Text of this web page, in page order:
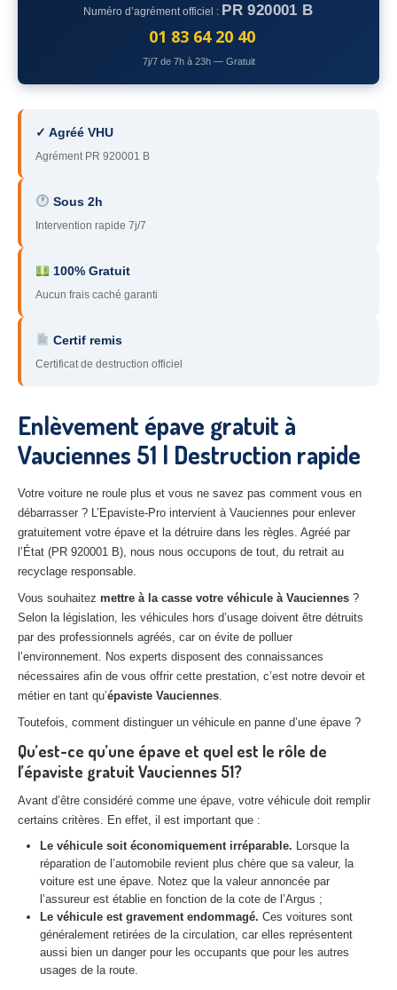
– Yvelines
– Hauts-de-Seine
93– Seine-Saint-Denis
94 – Val-de-Marne
95– Val d’Oise
91 – Essonne
– Yonne
60 – Oise
45 – Loiret
10– Aube
– Aisne
Tousles secteurs
CENTRE VHU AGRÉE
Centreagréé VHU Paris 75 : casse auto avec destruction
Centreagréé VHU 77 : casse auto avec destruction
Centre agréé VHU 78 : casse auto avec destruction
Centre agréé VHU 91 : casse auto avec destruction
Centreagréé VHU 93 : casse auto avec destruction
Centreagréé VHU 94 : casse auto avec destruction
Centreagréé VHU 95 : casse auto avec destruction
DOCUMENTSÀ JOINDRE
RACHATVÉHICULES
CONTACT
Numéro d’agrément officiel : PR 920001 B
01 83 64 20 40
7j/7 de 7h à 23h — Gratuit
✓ Agréé VHU
Agrément PR 920001 B
Sous 2h
Intervention rapide 7j/7
100% Gratuit
Aucun frais caché garanti
Certif remis
Certificat de destruction officiel
Enlèvement épave gratuit à
Vauciennes 51 | Destruction rapide
Votre voiture ne roule plus et vous ne savez pas comment vous en
débarrasser ? L’Epaviste-Pro intervient à Vauciennes pour enlever
gratuitement votre épave et la détruire dans les règles. Agréé par
l’État (PR 920001 B), nous nous occupons de tout, du retrait au
recyclage responsable.
Vous souhaitez mettre à la casse votre véhicule à Vauciennes ?
Selon la législation, les véhicules hors d’usage doivent être détruits
par des professionnels agréés, car on évite de polluer
l’environnement. Nos experts disposent des connaissances
nécessaires afin de vous offrir cette prestation, c’est notre devoir et
métier en tant qu’épaviste Vauciennes.
Toutefois, comment distinguer un véhicule en panne d’une épave ?
Qu’est-ce qu’une épave et quel est le rôle de
l’épaviste gratuit Vauciennes 51?
Avant d’être considéré comme une épave, votre véhicule doit remplir
certains critères. En effet, il est important que :
Le véhicule soit économiquement irréparable. Lorsque la
réparation de l’automobile revient plus chère que sa valeur, la
voiture est une épave. Notez que la valeur annoncée par
l’assureur est établie en fonction de la cote de l’Argus ;
Le véhicule est gravement endommagé. Ces voitures sont
généralement retirées de la circulation, car elles représentent
aussi bien un danger pour les occupants que pour les autres
usages de la route.